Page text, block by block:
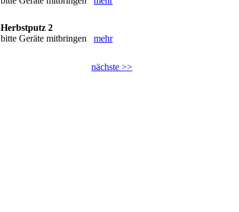
Herbstputz 2
bitte Geräte mitbringenmehr
nächste >>